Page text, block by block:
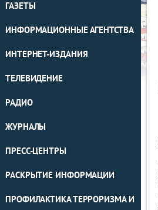
ГАЗЕТЫ
ИНФОРМАЦИОННЫЕ АГЕНТСТВА
ИНТЕРНЕТ-ИЗДАНИЯ
ТЕЛЕВИДЕНИЕ
РАДИО
ЖУРНАЛЫ
ПРЕСС-ЦЕНТРЫ
РАСКРЫТИЕ ИНФОРМАЦИИ
ПРОФИЛАКТИКА ТЕРРОРИЗМА И